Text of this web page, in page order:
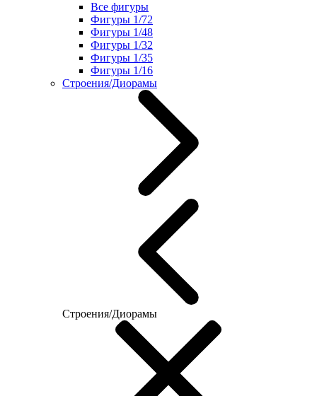
Все фигуры
Фигуры 1/72
Фигуры 1/48
Фигуры 1/32
Фигуры 1/35
Фигуры 1/16
Строения/Диорамы
Строения/Диорамы